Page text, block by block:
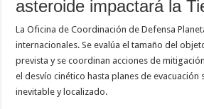
asteroide impactará la
La Oficina de Coordinación de Defensa
internacionales. Se evalúa el tamaño del
prevista y se coordinan acciones de
el desvío cinético hasta planes de evacuación
inevitable y localizado.